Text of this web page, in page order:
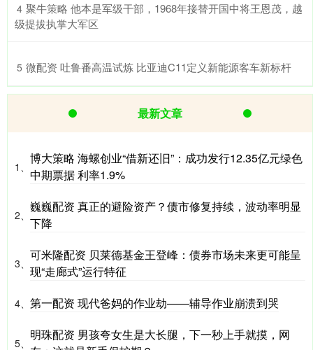
4 ​聚牛策略 他本是军级干部，1968年接替开国中将王恩茂，越
级提拔执掌大军区
5 ​微配资 吐鲁番高温试炼 比亚迪C11定义新能源客车新标杆
最新文章
1、
博大策略 海螺创业“借新还旧”：成功发行12.35亿元绿色
中期票据 利率1.9%
2、
巍巍配资 真正的避险资产？债市修复持续，波动率明显
下降
3、
可米隆配资 贝莱德基金王登峰：债券市场未来更可能呈
现“走廊式”运行特征
4、 第一配资 现代爸妈的作业劫——辅导作业崩溃到哭
5、
明珠配资 男孩夸女生是大长腿，下一秒上手就摸，网